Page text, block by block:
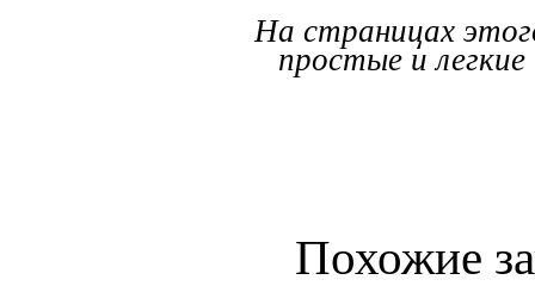
На страницах
простые и
Похожие